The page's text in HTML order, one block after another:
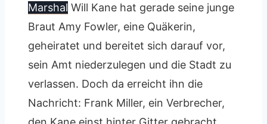
Marshal Will Kane hat gerade seine junge
Braut Amy Fowler, eine Quäkerin,
geheiratet und bereitet sich darauf vor,
sein Amt niederzulegen und die Stadt zu
verlassen. Doch da erreicht ihn die
Nachricht: Frank Miller, ein Verbrecher,